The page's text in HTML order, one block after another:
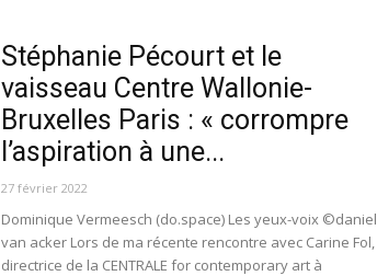
Stéphanie Pécourt et le
vaisseau Centre Wallonie-
Bruxelles Paris : « corrompre
l’aspiration à une...
27 février 2022
Dominique Vermeesch (do.space) Les yeux-voix ©daniel
van acker Lors de ma récente rencontre avec Carine Fol,
directrice de la CENTRALE for contemporary art à